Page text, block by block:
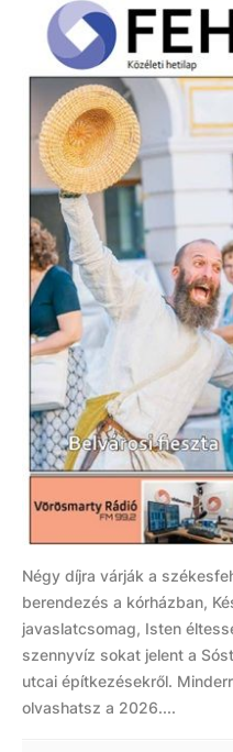
Négy díjra várják a
berendezés a kórházban,
javaslatcsomag, Isten
szennyvíz sokat jelent a
utcai építkezésekről.
olvashatsz a 2026....